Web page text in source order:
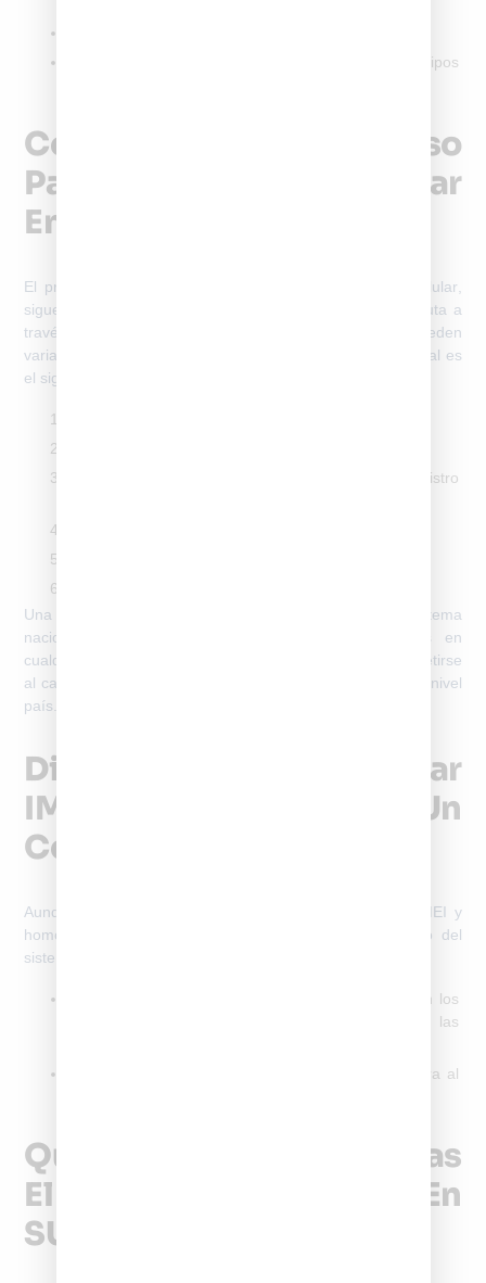
, especialmente en equipos
Cómo Funciona El Proceso
Para Registrar Un Celular
En SUBTEL
El proceso para de SUBTEL registro de imei con un celular
sigue un flujo definido por la normativa vigente y se ejecuta a
través de entidades autorizadas. Aunque los pasos pueden
variar ligeramente según el canal, el funcionamiento general es
el siguiente:
Acceder a una plataforma habilitada para el registro
Una vez aprobado, el IMEI queda incorporado al sistema
nacional y el equipo puede operar sin restricciones en
cualquier compañía móvil chilena. El registro no debe repetirse
al cambiar de operador, ya que el IMEI queda validado a nivel
país.
Diferencia Entre Registrar
IMEI Y Homologar Un
Celular En SUBTEL
Aunque ambos procesos están relacionados,
registrar IMEI y
homologar un celular cumplen funciones distintas
dentro del
sistema regulado por SUBTEL.
verifica que el equipo cumple con los
estándares técnicos necesarios para operar en las
valida su uso legal y lo incorpora al
Qué Ocurre Si No Realizas
El Registro De IMEI En
SUBTEL